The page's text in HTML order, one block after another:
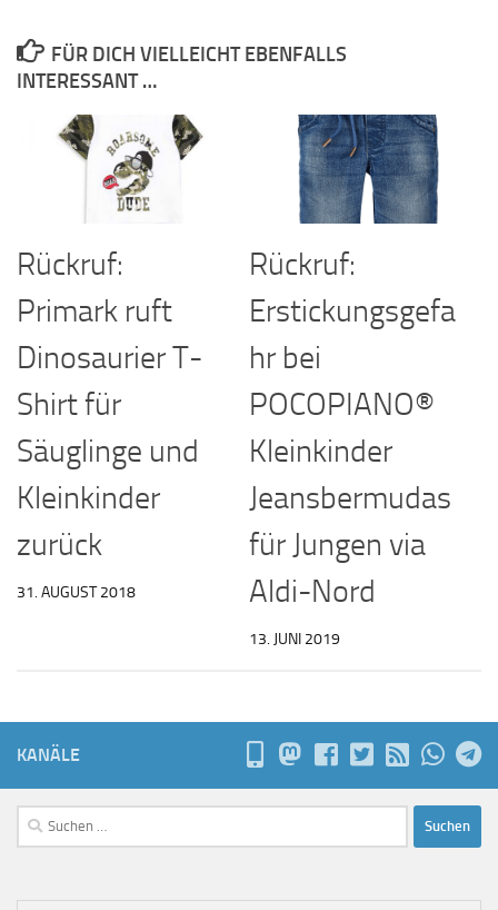
FÜR DICH VIELLEICHT EBENFALLS
INTERESSANT …
Rückruf:
Primark ruft
Dinosaurier T-
Shirt für
Säuglinge und
Kleinkinder
zurück
31. AUGUST 2018
Rückruf:
Erstickungsgefa
hr bei
POCOPIANO®
Kleinkinder
Jeansbermudas
für Jungen via
Aldi-Nord
13. JUNI 2019
KANÄLE
Suchen
nach: